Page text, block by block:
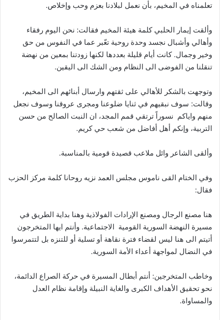
تعلمناه في المخيم، بأن نعمل لبلادنا بعزم وحب وإخلاص.
وألقت إيمار الحلبي كلمة هيئة المخيم فقالت: نحن اليوم رفقاء
وأهالي وأشبال نجسد وحدة روحية تعّبر عما في النفوس من حق
وخير وجمال. كانت أيام قليلة بعددها لكنها زودتنا بمعين من نهضة
تنقلنا من الفوضى الى النظام ومن الشك الى اليقين.
وتوجهت بالشكر للأهالي على ثقتهم وارسال أبنائهم الى المخيم،
وقالت: سوف نبقيهم في ثنايا ضلوعنا ومجرى عروقنا وسوف نجعل
منهم واياكم نسوراً ترتقي قمم المجد، ان النبت الصالح من حسن
التربية، وإنكم أهل أفاضل من شعب حي كريم.
وفي الختام القى ناموس مجلس العمد نزيه روحانا كلمة مركز الحزب
فقال:
هنا مصنع الرجال ومصنع الإرادات الفولاذية وهنا بداية الطريق في
مسيرة النهضة السورية القومية الاجتماعية. وأنتم ايها المتخرجون
أتيتم الى هنا ليس لقضاء فترة نقاهة أو تسلية أو للتنزه بل لتتمرسوا
في النضال لمواجهة أعداء الأمة السورية.
وخاطب المتخرجين: أنتم أبطال المسيرة في حركة الصراع الدائمة،
نحو تحقيق الأهداف الكبرى والغاية النبيلة وإقامة نظام العدل
والمساواة.